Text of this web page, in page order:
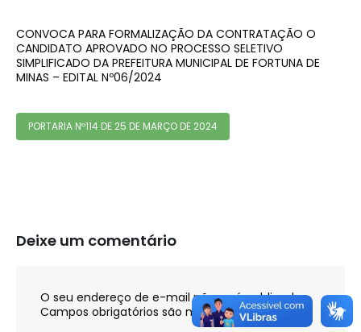
CONVOCA PARA FORMALIZAÇÃO DA CONTRATAÇÃO O
CANDIDATO APROVADO NO PROCESSO SELETIVO
SIMPLIFICADO DA PREFEITURA MUNICIPAL DE FORTUNA DE
MINAS – EDITAL Nº06/2024
PORTARIA Nº114 DE 25 DE MARÇO DE 2024
Deixe um comentário
O seu endereço de e-mail não será publicado.
Campos obrigatórios são marcados com*